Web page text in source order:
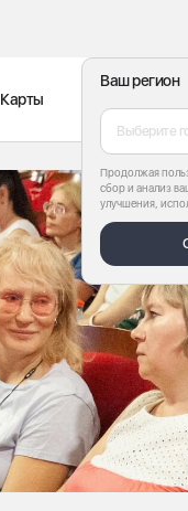
Ваш регион
Выберите
Продолжая
сбор и анализ
улучшения,
Карты